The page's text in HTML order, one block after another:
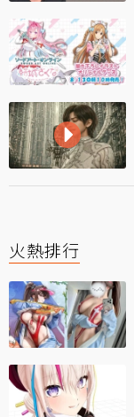
火熱排行